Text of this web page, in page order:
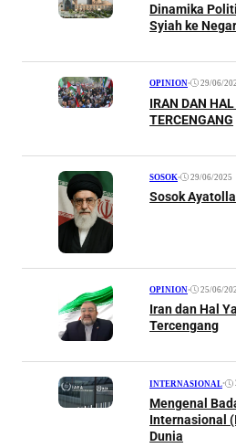
Dinamika
Syiah ke
OPINION• 29/06/
IRAN DAN
TERCENGANG
SOSOK• 29/06/2025
Sosok
OPINION• 25/06/
Iran dan Hal
Tercengang
INTERNASIONAL•
Mengenal
Internasional
Dunia